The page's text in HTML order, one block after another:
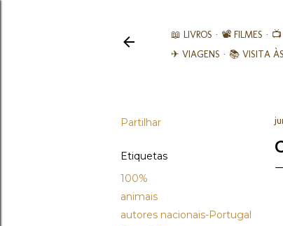
📖 LIVROS 📽️ FILMES 📺
✈ VIAGENS
📚︎ VISITA
Partilhar
Etiquetas
100%
animais
autores nacionais-Portugal